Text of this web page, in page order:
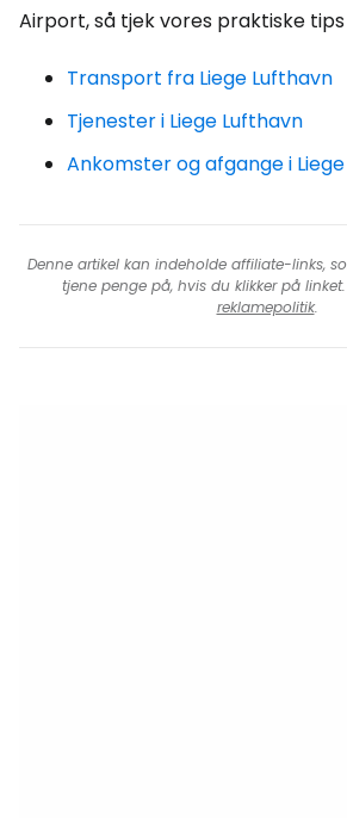
Airport, så tjek vores praktiske
Transport fra Liege Lufthavn
Tjenester i Liege Lufthavn
Ankomster og afgange i
Denne artikel kan indeholde affiliate-links,
tjene penge på, hvis du klikker på
reklamepolitik.